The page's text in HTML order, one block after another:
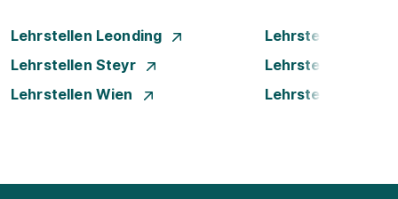
Lehrstellen Leonding
Lehrstellen Linz
Lehrstellen Steyr
Lehrstellen Traun
Lehrstellen Wien
Lehrstellen